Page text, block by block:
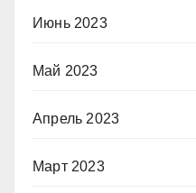
Июнь 2023
Май 2023
Апрель 2023
Март 2023